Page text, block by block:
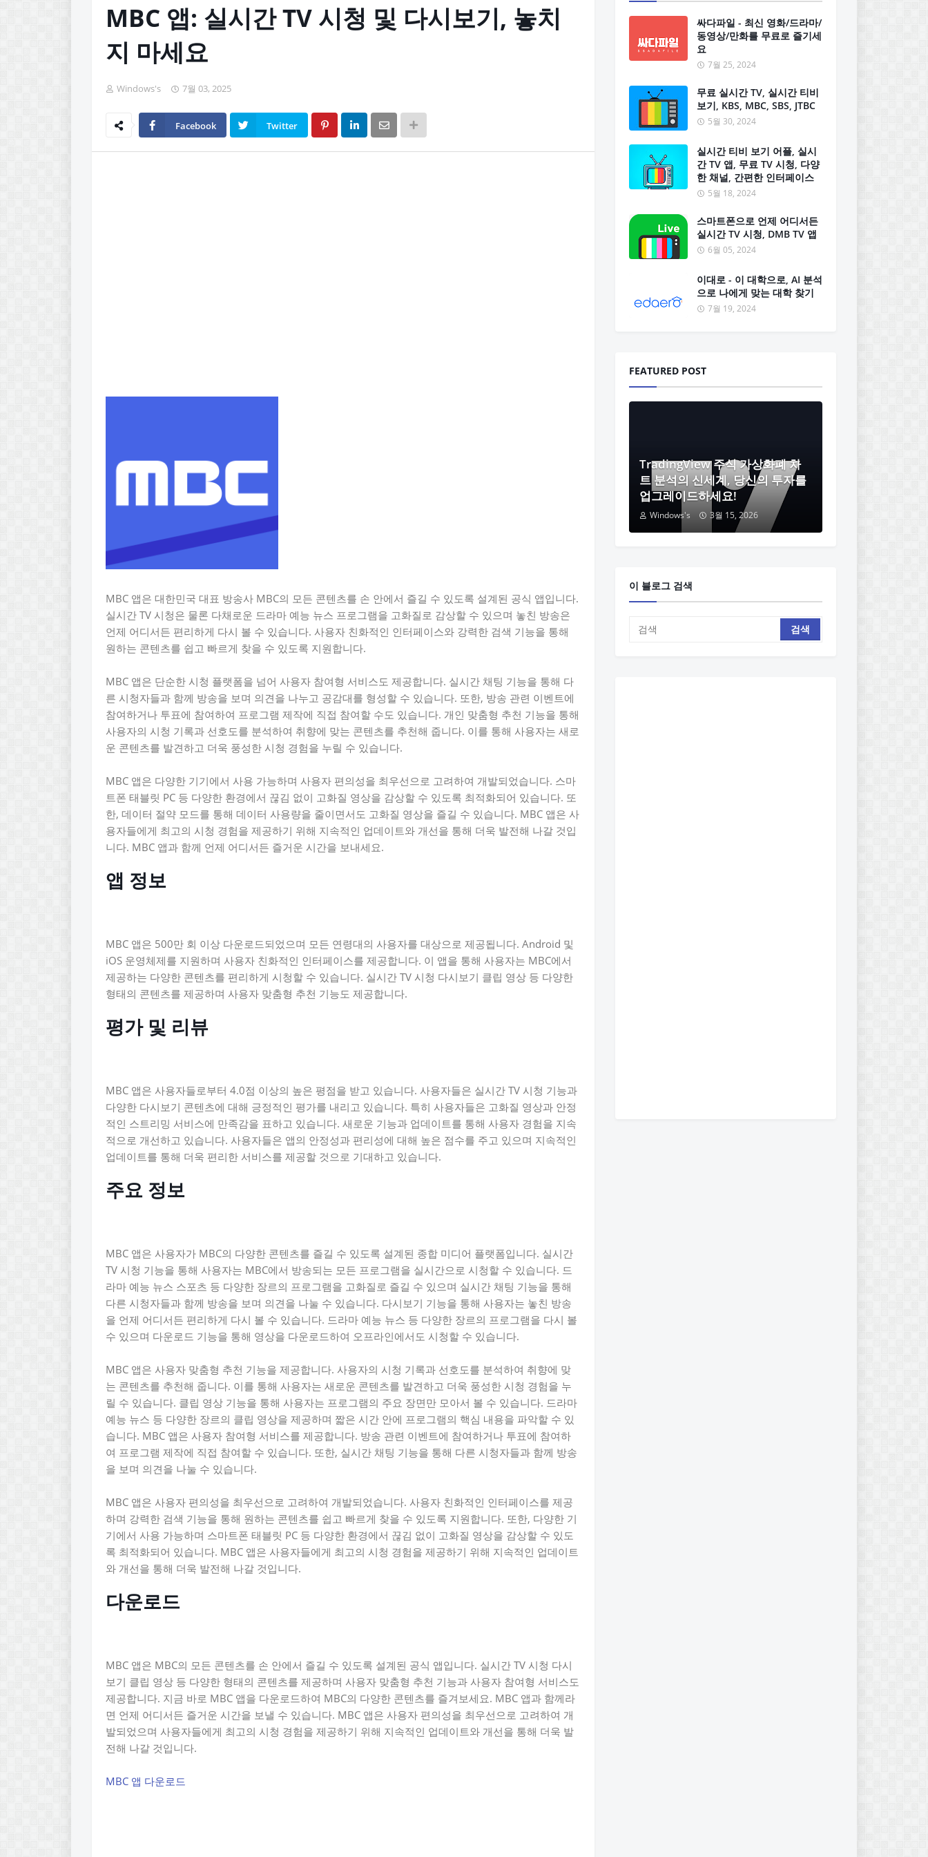
MBC 앱: 실시간 TV 시청 및 다시보기, 놓치
지 마세요
Windows's 7월 03, 2025
Facebook Twitter
MBC 앱은 대한민국 대표 방송사 MBC의 모든 콘텐츠를 손 안에서 즐길 수 있도록 설계된 공식 앱입니다.
실시간 TV 시청은 물론 다채로운 드라마 예능 뉴스 프로그램을 고화질로 감상할 수 있으며 놓친 방송은
언제 어디서든 편리하게 다시 볼 수 있습니다. 사용자 친화적인 인터페이스와 강력한 검색 기능을 통해
원하는 콘텐츠를 쉽고 빠르게 찾을 수 있도록 지원합니다.
MBC 앱은 단순한 시청 플랫폼을 넘어 사용자 참여형 서비스도 제공합니다. 실시간 채팅 기능을 통해 다
른 시청자들과 함께 방송을 보며 의견을 나누고 공감대를 형성할 수 있습니다. 또한, 방송 관련 이벤트에
참여하거나 투표에 참여하여 프로그램 제작에 직접 참여할 수도 있습니다. 개인 맞춤형 추천 기능을 통해
사용자의 시청 기록과 선호도를 분석하여 취향에 맞는 콘텐츠를 추천해 줍니다. 이를 통해 사용자는 새로
운 콘텐츠를 발견하고 더욱 풍성한 시청 경험을 누릴 수 있습니다.
MBC 앱은 다양한 기기에서 사용 가능하며 사용자 편의성을 최우선으로 고려하여 개발되었습니다. 스마
트폰 태블릿 PC 등 다양한 환경에서 끊김 없이 고화질 영상을 감상할 수 있도록 최적화되어 있습니다. 또
한, 데이터 절약 모드를 통해 데이터 사용량을 줄이면서도 고화질 영상을 즐길 수 있습니다. MBC 앱은 사
용자들에게 최고의 시청 경험을 제공하기 위해 지속적인 업데이트와 개선을 통해 더욱 발전해 나갈 것입
니다. MBC 앱과 함께 언제 어디서든 즐거운 시간을 보내세요.
앱 정보
MBC 앱은 500만 회 이상 다운로드되었으며 모든 연령대의 사용자를 대상으로 제공됩니다. Android 및
iOS 운영체제를 지원하며 사용자 친화적인 인터페이스를 제공합니다. 이 앱을 통해 사용자는 MBC에서
제공하는 다양한 콘텐츠를 편리하게 시청할 수 있습니다. 실시간 TV 시청 다시보기 클립 영상 등 다양한
형태의 콘텐츠를 제공하며 사용자 맞춤형 추천 기능도 제공합니다.
평가 및 리뷰
MBC 앱은 사용자들로부터 4.0점 이상의 높은 평점을 받고 있습니다. 사용자들은 실시간 TV 시청 기능과
다양한 다시보기 콘텐츠에 대해 긍정적인 평가를 내리고 있습니다. 특히 사용자들은 고화질 영상과 안정
적인 스트리밍 서비스에 만족감을 표하고 있습니다. 새로운 기능과 업데이트를 통해 사용자 경험을 지속
적으로 개선하고 있습니다. 사용자들은 앱의 안정성과 편리성에 대해 높은 점수를 주고 있으며 지속적인
업데이트를 통해 더욱 편리한 서비스를 제공할 것으로 기대하고 있습니다.
주요 정보
MBC 앱은 사용자가 MBC의 다양한 콘텐츠를 즐길 수 있도록 설계된 종합 미디어 플랫폼입니다. 실시간
TV 시청 기능을 통해 사용자는 MBC에서 방송되는 모든 프로그램을 실시간으로 시청할 수 있습니다. 드
라마 예능 뉴스 스포츠 등 다양한 장르의 프로그램을 고화질로 즐길 수 있으며 실시간 채팅 기능을 통해
다른 시청자들과 함께 방송을 보며 의견을 나눌 수 있습니다. 다시보기 기능을 통해 사용자는 놓친 방송
을 언제 어디서든 편리하게 다시 볼 수 있습니다. 드라마 예능 뉴스 등 다양한 장르의 프로그램을 다시 볼
수 있으며 다운로드 기능을 통해 영상을 다운로드하여 오프라인에서도 시청할 수 있습니다.
MBC 앱은 사용자 맞춤형 추천 기능을 제공합니다. 사용자의 시청 기록과 선호도를 분석하여 취향에 맞
는 콘텐츠를 추천해 줍니다. 이를 통해 사용자는 새로운 콘텐츠를 발견하고 더욱 풍성한 시청 경험을 누
릴 수 있습니다. 클립 영상 기능을 통해 사용자는 프로그램의 주요 장면만 모아서 볼 수 있습니다. 드라마
예능 뉴스 등 다양한 장르의 클립 영상을 제공하며 짧은 시간 안에 프로그램의 핵심 내용을 파악할 수 있
습니다. MBC 앱은 사용자 참여형 서비스를 제공합니다. 방송 관련 이벤트에 참여하거나 투표에 참여하
여 프로그램 제작에 직접 참여할 수 있습니다. 또한, 실시간 채팅 기능을 통해 다른 시청자들과 함께 방송
을 보며 의견을 나눌 수 있습니다.
MBC 앱은 사용자 편의성을 최우선으로 고려하여 개발되었습니다. 사용자 친화적인 인터페이스를 제공
하며 강력한 검색 기능을 통해 원하는 콘텐츠를 쉽고 빠르게 찾을 수 있도록 지원합니다. 또한, 다양한 기
기에서 사용 가능하며 스마트폰 태블릿 PC 등 다양한 환경에서 끊김 없이 고화질 영상을 감상할 수 있도
록 최적화되어 있습니다. MBC 앱은 사용자들에게 최고의 시청 경험을 제공하기 위해 지속적인 업데이트
와 개선을 통해 더욱 발전해 나갈 것입니다.
다운로드
MBC 앱은 MBC의 모든 콘텐츠를 손 안에서 즐길 수 있도록 설계된 공식 앱입니다. 실시간 TV 시청 다시
보기 클립 영상 등 다양한 형태의 콘텐츠를 제공하며 사용자 맞춤형 추천 기능과 사용자 참여형 서비스도
제공합니다. 지금 바로 MBC 앱을 다운로드하여 MBC의 다양한 콘텐츠를 즐겨보세요. MBC 앱과 함께라
면 언제 어디서든 즐거운 시간을 보낼 수 있습니다. MBC 앱은 사용자 편의성을 최우선으로 고려하여 개
발되었으며 사용자들에게 최고의 시청 경험을 제공하기 위해 지속적인 업데이트와 개선을 통해 더욱 발
전해 나갈 것입니다.
MBC 앱 다운로드
싸다파일 - 최신 영화/드라마/
동영상/만화를 무료로 즐기세
요
7월 25, 2024
무료 실시간 TV, 실시간 티비
보기, KBS, MBC, SBS, JTBC
5월 30, 2024
실시간 티비 보기 어플, 실시
간 TV 앱, 무료 TV 시청, 다양
한 채널, 간편한 인터페이스
5월 18, 2024
스마트폰으로 언제 어디서든
실시간 TV 시청, DMB TV 앱
6월 05, 2024
이대로 - 이 대학으로, AI 분석
으로 나에게 맞는 대학 찾기
7월 19, 2024
FEATURED POST
TradingView 주식 가상화폐 차
트 분석의 신세계, 당신의 투자를
업그레이드하세요!
Windows's 3월 15, 2026
이 블로그 검색